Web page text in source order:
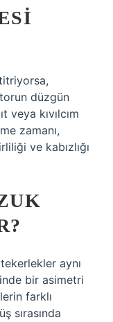
düzgün
veya kıvılcım
zamanı,
ve kabızlığı
aynı
bir asimetri
farklı
sırasında